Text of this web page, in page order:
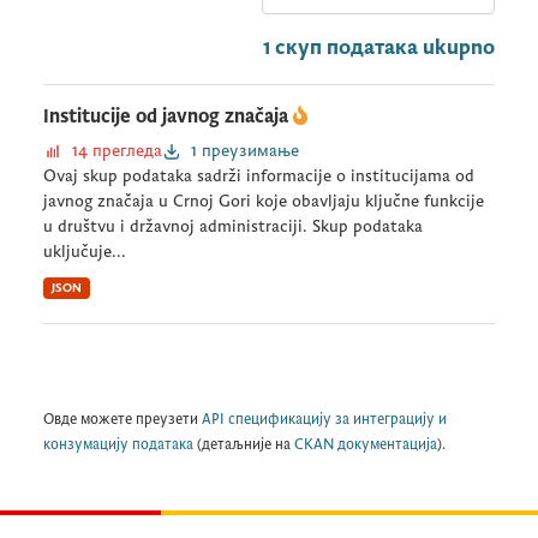
1 скуп података ukupno
Institucije od javnog značaja
14 прегледа
1 преузимање
Ovaj skup podataka sadrži informacije o institucijama od
javnog značaja u Crnoj Gori koje obavljaju ključne funkcije
u društvu i državnoj administraciji. Skup podataka
uključuje...
JSON
Овде можете преузети API спецификацију за интеграцију и
конзумацију података (детаљније на CKAN документација).